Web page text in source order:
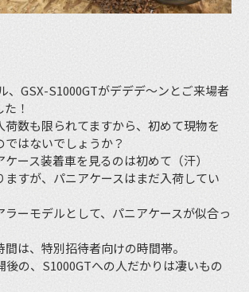
、GSX-S1000GTがデデデ〜ンとご来場者
！
荷数も限られてますから、初めて現物を
ではないでしょうか？
ース装着車を見るのは初めて（汗）
ますが、パニアケースはまだ入荷してい
ラーモデルとして、パニアケースが似合っ
は、特別招待者向けの時間帯。
後の、S1000GTへの人だかりは凄いもの